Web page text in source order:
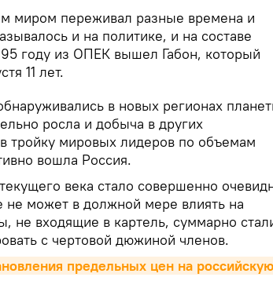
миром переживал разные времена и
и на политике, и на составе
году из ОПЕК вышел Габон, который
11 лет.
в новых регионах
росла и добыча в других
в тройку мировых лидеров по объемам
вошла Россия.
века стало совершенно
не может в должной мере влиять на
не входящие в картель, суммарно
с чертовой дюжиной членов.
предельных цен на российскую